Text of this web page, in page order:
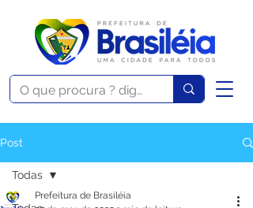
Post
Todas
Prefeitura de Brasiléia